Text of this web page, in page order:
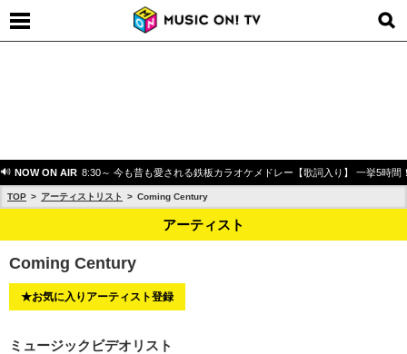
NOW ON AIR 8:30～ 今も昔も愛される鉄板カラオケメドレー【歌詞入り】 一挙5時間
TOP アーティストリスト Coming Century
アーティスト
Coming Century
★お気に入りアーティスト登録
ミュージックビデオリスト